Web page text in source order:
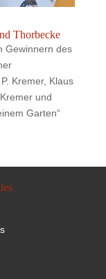
Thorbecke
Gewinnern des
Kremer, Klaus
und
Garten“